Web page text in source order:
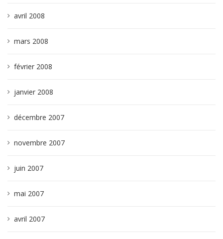
avril 2008
mars 2008
février 2008
janvier 2008
décembre 2007
novembre 2007
juin 2007
mai 2007
avril 2007